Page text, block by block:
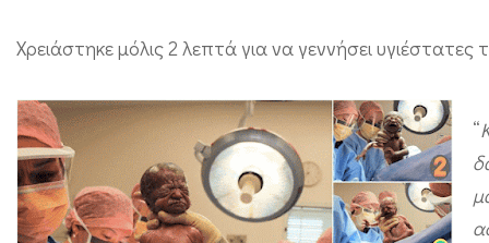
!
φ
ω
τ
ό
Χρειάστηκε μόλις 2 λεπτά για να γεννήσει
“